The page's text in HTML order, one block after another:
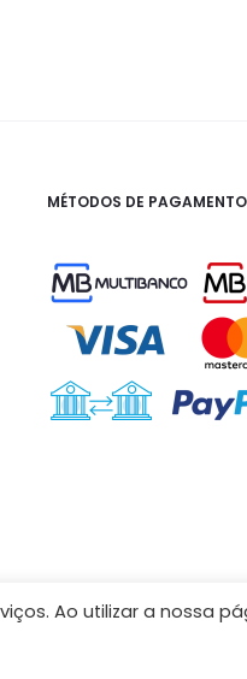
MÉTODOS DE PAGAMENTO
Ao utilizar a nossa